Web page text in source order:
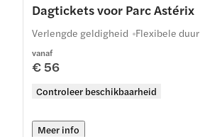
Dagtickets voor Parc Astérix
vanaf
€ 56
Controleer beschikbaarheid
Verlengde geldigheid Flexibele duur
Meer info